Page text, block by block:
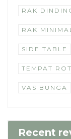
RAK
RAK
SIDE TABLE
TEMPAT
VAS BUNGA
Recent